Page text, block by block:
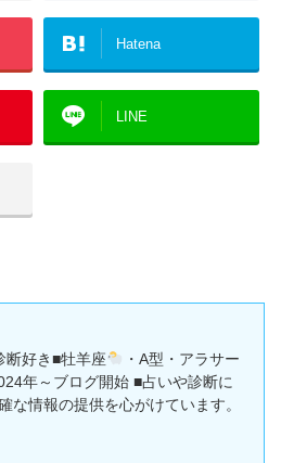
Hatena
LINE
断好き■牡羊座
・A型・アラサー
年～ブログ開始 ■占いや診断に
な情報の提供を心がけています。